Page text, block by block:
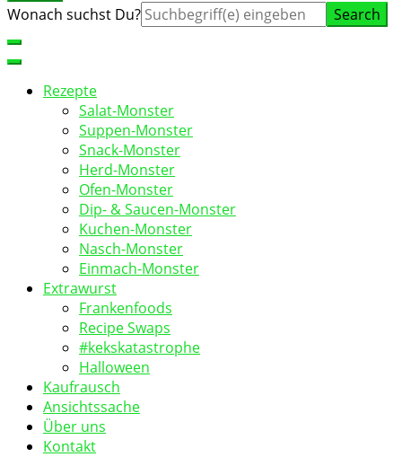
Suche
Wonach suchst Du?
Rezepte
Salat-Monster
Suppen-Monster
Snack-Monster
Herd-Monster
Ofen-Monster
Dip- & Saucen-Monster
Kuchen-Monster
Nasch-Monster
Einmach-Monster
Extrawurst
Frankenfoods
Recipe Swaps
#kekskatastrophe
Halloween
Kaufrausch
Ansichtssache
Über uns
Kontakt